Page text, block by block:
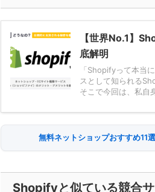
【世界No.1】
底解明
「Shopifyって本当
スとして知られる
そこで今回は、私自
無料ネットショップおすすめ11選
Shopifyと似ている競合